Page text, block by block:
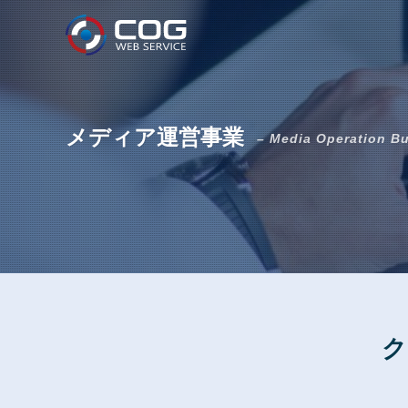
メディア運営事業 – Media Operation